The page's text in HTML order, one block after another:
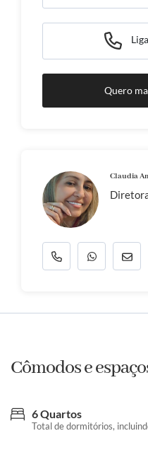
Quero
Claudia
Cômodos e
6 Quartos
Total de dormitórios,